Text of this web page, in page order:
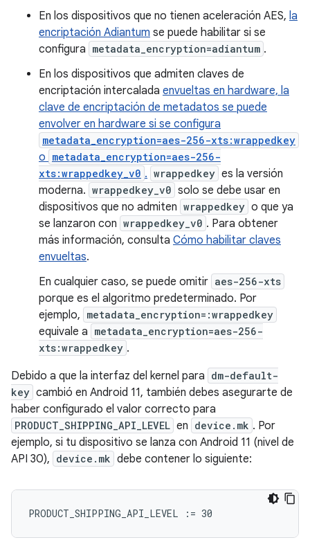
En los dispositivos que no tienen aceleración AES, la
encriptación Adiantum se puede habilitar si se
configura metadata_encryption=adiantum .
En los dispositivos que admiten claves de
encriptación intercalada envueltas en hardware, la
clave de encriptación de metadatos se puede
envolver en hardware si se configura
metadata_encryption=aes-256-xts:wrappedkey
o metadata_encryption=aes-256-
xts:wrappedkey_v0 . wrappedkey es la versión
moderna. wrappedkey_v0 solo se debe usar en
dispositivos que no admiten wrappedkey o que ya
se lanzaron con wrappedkey_v0 . Para obtener
más información, consulta Cómo habilitar claves
envueltas.
En cualquier caso, se puede omitir aes-256-xts
porque es el algoritmo predeterminado. Por
ejemplo, metadata_encryption=:wrappedkey
equivale a metadata_encryption=aes-256-
xts:wrappedkey .
Debido a que la interfaz del kernel para dm-default-
key cambió en Android 11, también debes asegurarte de
haber configurado el valor correcto para
PRODUCT_SHIPPING_API_LEVEL en device.mk . Por
ejemplo, si tu dispositivo se lanza con Android 11 (nivel de
API 30), device.mk debe contener lo siguiente: